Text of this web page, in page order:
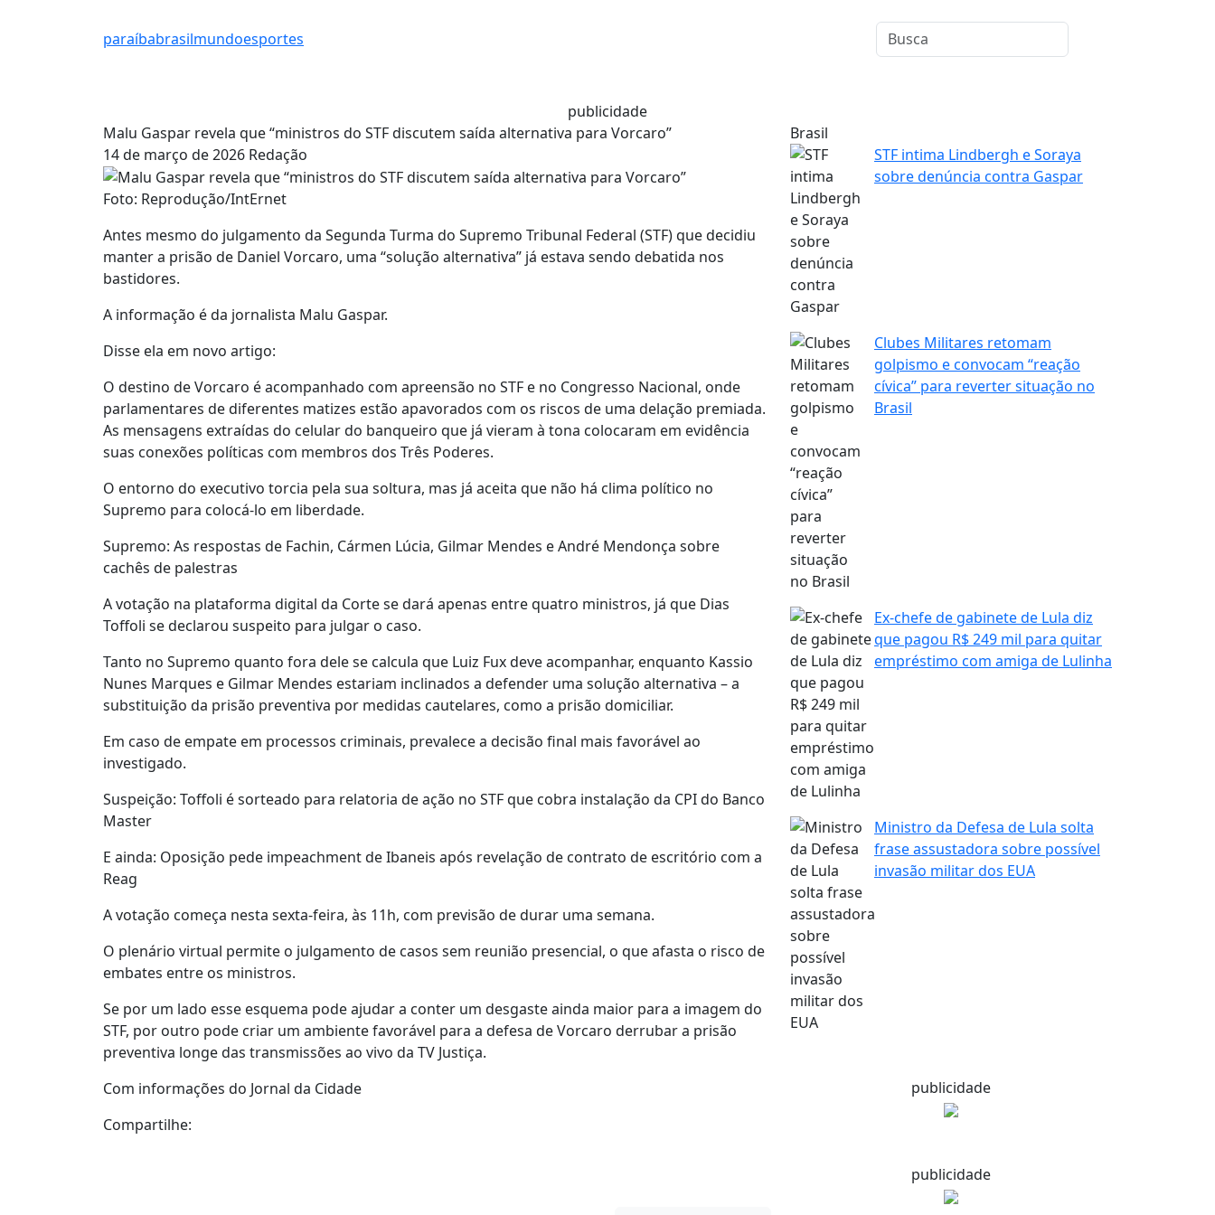
paraíbabrasilmundoesportes
publicidade
Malu Gaspar revela que “ministros do STF discutem saída alternativa para Vorcaro”
14 de março de 2026 Redação
Foto: Reprodução/IntErnet
Antes mesmo do julgamento da Segunda Turma do Supremo Tribunal Federal (STF) que decidiu
manter a prisão de Daniel Vorcaro, uma “solução alternativa” já estava sendo debatida nos
bastidores.
A informação é da jornalista Malu Gaspar.
Disse ela em novo artigo:
O destino de Vorcaro é acompanhado com apreensão no STF e no Congresso Nacional, onde
parlamentares de diferentes matizes estão apavorados com os riscos de uma delação premiada.
As mensagens extraídas do celular do banqueiro que já vieram à tona colocaram em evidência
suas conexões políticas com membros dos Três Poderes.
O entorno do executivo torcia pela sua soltura, mas já aceita que não há clima político no
Supremo para colocá-lo em liberdade.
Supremo: As respostas de Fachin, Cármen Lúcia, Gilmar Mendes e André Mendonça sobre
cachês de palestras
A votação na plataforma digital da Corte se dará apenas entre quatro ministros, já que Dias
Toffoli se declarou suspeito para julgar o caso.
Tanto no Supremo quanto fora dele se calcula que Luiz Fux deve acompanhar, enquanto Kassio
Nunes Marques e Gilmar Mendes estariam inclinados a defender uma solução alternativa – a
substituição da prisão preventiva por medidas cautelares, como a prisão domiciliar.
Em caso de empate em processos criminais, prevalece a decisão final mais favorável ao
investigado.
Suspeição: Toffoli é sorteado para relatoria de ação no STF que cobra instalação da CPI do Banco
Master
E ainda: Oposição pede impeachment de Ibaneis após revelação de contrato de escritório com a
Reag
A votação começa nesta sexta-feira, às 11h, com previsão de durar uma semana.
O plenário virtual permite o julgamento de casos sem reunião presencial, o que afasta o risco de
embates entre os ministros.
Se por um lado esse esquema pode ajudar a conter um desgaste ainda maior para a imagem do
STF, por outro pode criar um ambiente favorável para a defesa de Vorcaro derrubar a prisão
preventiva longe das transmissões ao vivo da TV Justiça.
Com informações do Jornal da Cidade
Compartilhe:
Brasil
STF intima Lindbergh e Soraya
sobre denúncia contra Gaspar
Clubes Militares retomam
golpismo e convocam “reação
cívica” para reverter situação no
Brasil
Ex-chefe de gabinete de Lula diz
que pagou R$ 249 mil para quitar
empréstimo com amiga de Lulinha
Ministro da Defesa de Lula solta
frase assustadora sobre possível
invasão militar dos EUA
publicidade
publicidade